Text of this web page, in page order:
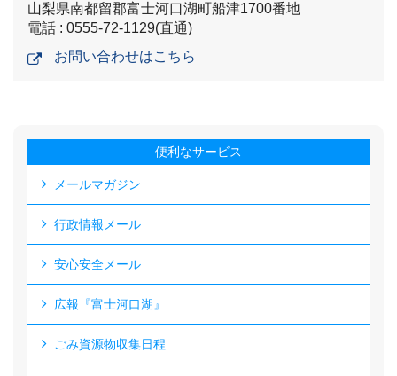
山梨県南都留郡富士河口湖町船津1700番地
電話 : 0555-72-1129(直通)
お問い合わせはこちら
便利なサービス
メールマガジン
行政情報メール
安心安全メール
広報『富士河口湖』
ごみ資源物収集日程